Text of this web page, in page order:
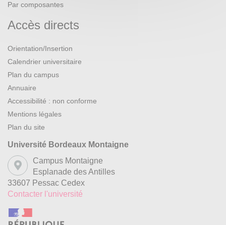
Par composantes
Accès directs
Orientation/Insertion
Calendrier universitaire
Plan du campus
Annuaire
Accessibilité : non conforme
Mentions légales
Plan du site
Université Bordeaux Montaigne
Campus Montaigne
Esplanade des Antilles
33607 Pessac Cedex
Contacter l'université